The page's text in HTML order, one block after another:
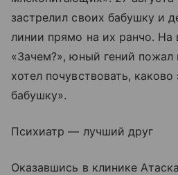
застрелил своих бабушку и
линии прямо на их ранчо. На
«Зачем?», юный гений пожал
хотел почувствовать,
бабушку».
Психиатр — лучший друг
Оказавшись в клинике